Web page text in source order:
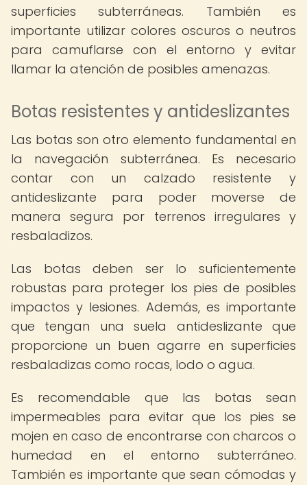
superficies subterráneas. También es
importante utilizar colores oscuros o neutros
para camuflarse con el entorno y evitar
llamar la atención de posibles amenazas.
Botas resistentes y antideslizantes
Las botas son otro elemento fundamental en
la navegación subterránea. Es necesario
contar con un calzado resistente y
antideslizante para poder moverse de
manera segura por terrenos irregulares y
resbaladizos.
Las botas deben ser lo suficientemente
robustas para proteger los pies de posibles
impactos y lesiones. Además, es importante
que tengan una suela antideslizante que
proporcione un buen agarre en superficies
resbaladizas como rocas, lodo o agua.
Es recomendable que las botas sean
impermeables para evitar que los pies se
mojen en caso de encontrarse con charcos o
humedad en el entorno subterráneo.
También es importante que sean cómodas y